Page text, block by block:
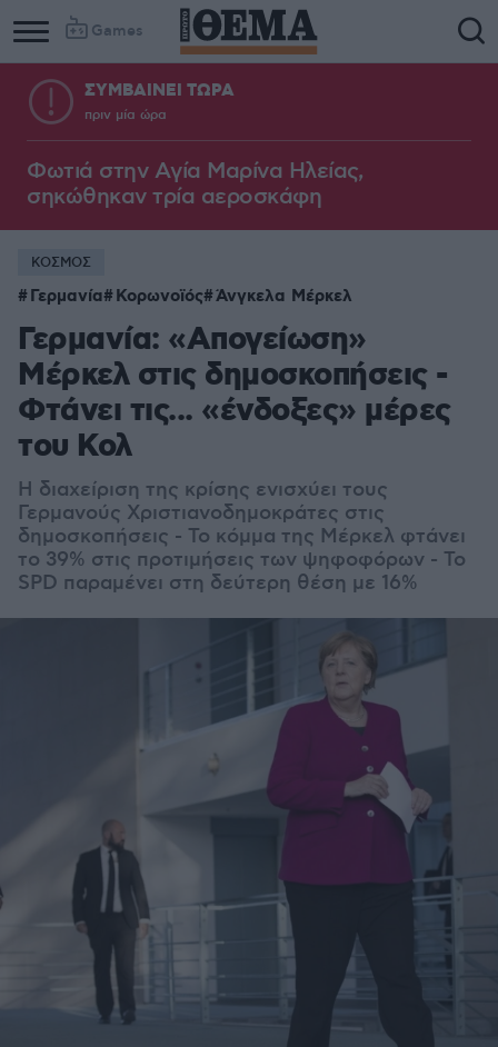
Games
ΣΥΜΒΑΙΝΕΙ ΤΩΡΑ
πριν μία ώρα
Φωτιά στην Aγία Μαρίνα Ηλείας,
σηκώθηκαν τρία αεροσκάφη
ΚΟΣΜΟΣ
Γερμανία Κορωνοϊός Άνγκελα Μέρκελ
Γερμανία: «Απογείωση»
Μέρκελ στις δημοσκοπήσεις -
Φτάνει τις... «ένδοξες» μέρες
του Κολ
Η διαχείριση της κρίσης ενισχύει τους
Γερμανούς Χριστιανοδημοκράτες στις
δημοσκοπήσεις - Το κόμμα της Μέρκελ φτάνει
το 39% στις προτιμήσεις των ψηφοφόρων - Το
SPD παραμένει στη δεύτερη θέση με 16%